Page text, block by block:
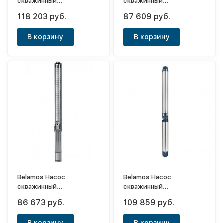
6TF145/48 каб. 1.5м,
диам. 140мм, 380В
118 203 руб.
В корзину
6TF120/35 каб. 1.5м,
диам. 140мм, 380В
87 609 руб.
В корзину
Belamos Насос
скважинный
6TF100/48 каб. 1.5м,
диам. 140мм, 380В
86 673 руб.
Belamos Насос
скважинный
6TR100/67 каб. 1.5м,
диам. 140мм, 380В
109 859 руб.